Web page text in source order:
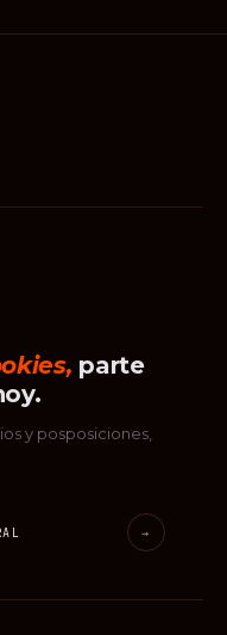
parte
y posposiciones,
→